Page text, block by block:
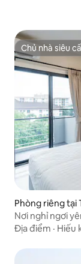
Chủ nhà siêu
Chủ nhà siêu
Phòng riêng tại
Nơi nghỉ ngơi
Địa điểm · Hiếu